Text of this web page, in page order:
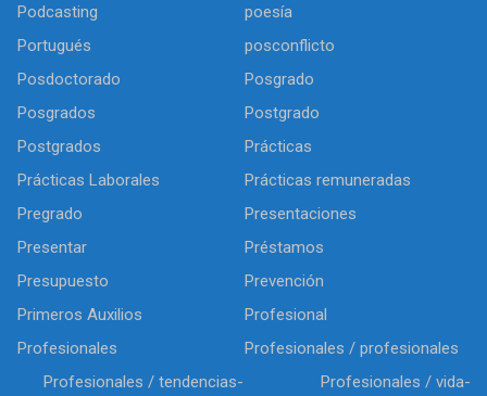
Podcasting
poesía
Portugués
posconflicto
Posdoctorado
Posgrado
Posgrados
Postgrado
Postgrados
Prácticas
Prácticas Laborales
Prácticas remuneradas
Pregrado
Presentaciones
Presentar
Préstamos
Presupuesto
Prevención
Primeros Auxilios
Profesional
Profesionales
Profesionales / profesionales
Profesionales / tendencias-
Profesionales / vida-